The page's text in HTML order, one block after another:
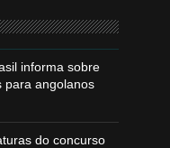
informa sobre
para angolanos
do concurso